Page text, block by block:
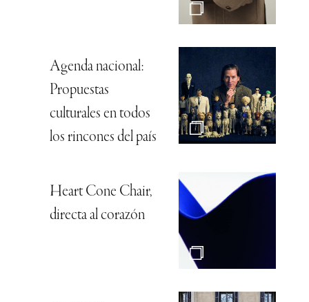
Agenda nacional:
Propuestas
culturales en todos
los rincones del país
Heart Cone Chair,
directa al corazón